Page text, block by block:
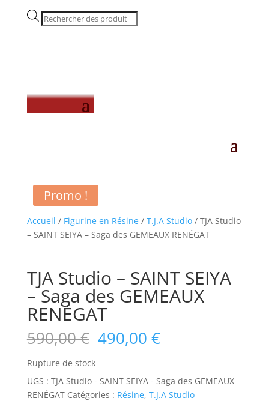
Recherche
de
Accueil / Figurine en Résine/ T.J.A Studio/ TJA Studio
– SAINT SEIYA – Saga des GEMEAUX RENÉGAT
Promo !
TJA Studio – SAINT SEIYA
– Saga des GEMEAUX
RENÉGAT
590,00€ Le
prix
initial
était :
590,00 €.
490,00 €Le
prix
actuel
est :
490,00 €.
Rupture de stock
UGS : TJA Studio - SAINT SEIYA - Saga des GEMEAUX
RENÉGAT Catégories : Résine, T.J.A Studio